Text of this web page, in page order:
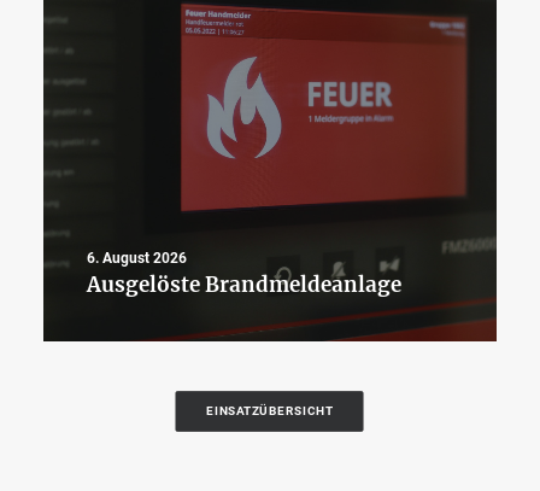
6. August 2026
Ausgelöste Brandmeldeanlage
EINSATZÜBERSICHT